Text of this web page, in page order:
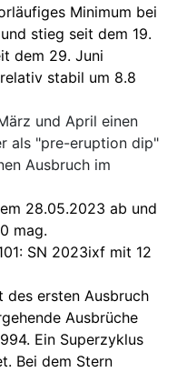
Minimum bei
stieg seit dem 19.
dem 29. Juni
stabil um 8.8
und April einen
als "pre-eruption dip"
Ausbruch im
28.05.2023 ab und
mag.
SN 2023ixf mit 12
des ersten Ausbruch
Ausbrüche
Ein Superzyklus
Bei dem Stern